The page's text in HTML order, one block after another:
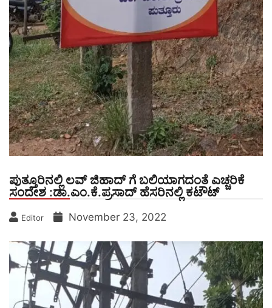
ಪುತ್ತೂರಿನಲ್ಲಿ ಲವ್ ಜಿಹಾದ್ ಗೆ ಬಲಿಯಾಗದಂತೆ ಎಚ್ಚರಿಕೆ
ಸಂದೇಶ :ಡಾ.ಎಂ.ಕೆ.ಪ್ರಸಾದ್ ಹೆಸರಿನಲ್ಲಿ ಕಟೌಟ್
Editor November 23, 2022